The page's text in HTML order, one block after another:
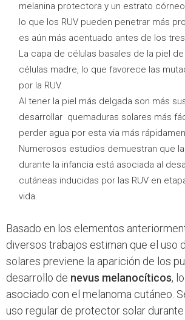
melanina protectora y un estrato
lo que los RUV pueden penetrar más
es aún más acentuado antes de los
La capa de células basales de la piel
células madre, lo que favorece las
por la RUV.
Al tener la piel más delgada son más
desarrollar quemaduras solares más
perder agua por esta via más
Numerosos estudios demuestran que
durante la infancia está asociada al
cutáneas inducidas por las RUV en
vida.
Basado en los elementos
diversos trabajos estiman que el uso
solares previene la aparición de los
desarrollo de nevus melanocíticos,
asociado con el melanoma cutáneo.
uso regular de protector solar